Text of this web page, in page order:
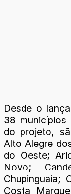
Desde o
38 municípios
do projeto,
Alto Alegre
do Oeste;
Novo;
Chupinguaia;
Costa